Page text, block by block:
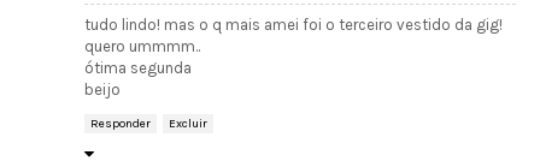
tudo lindo! mas o q mais amei foi o terceiro vestido da gig!
quero ummmm..
ótima segunda
beijo
Responder Excluir